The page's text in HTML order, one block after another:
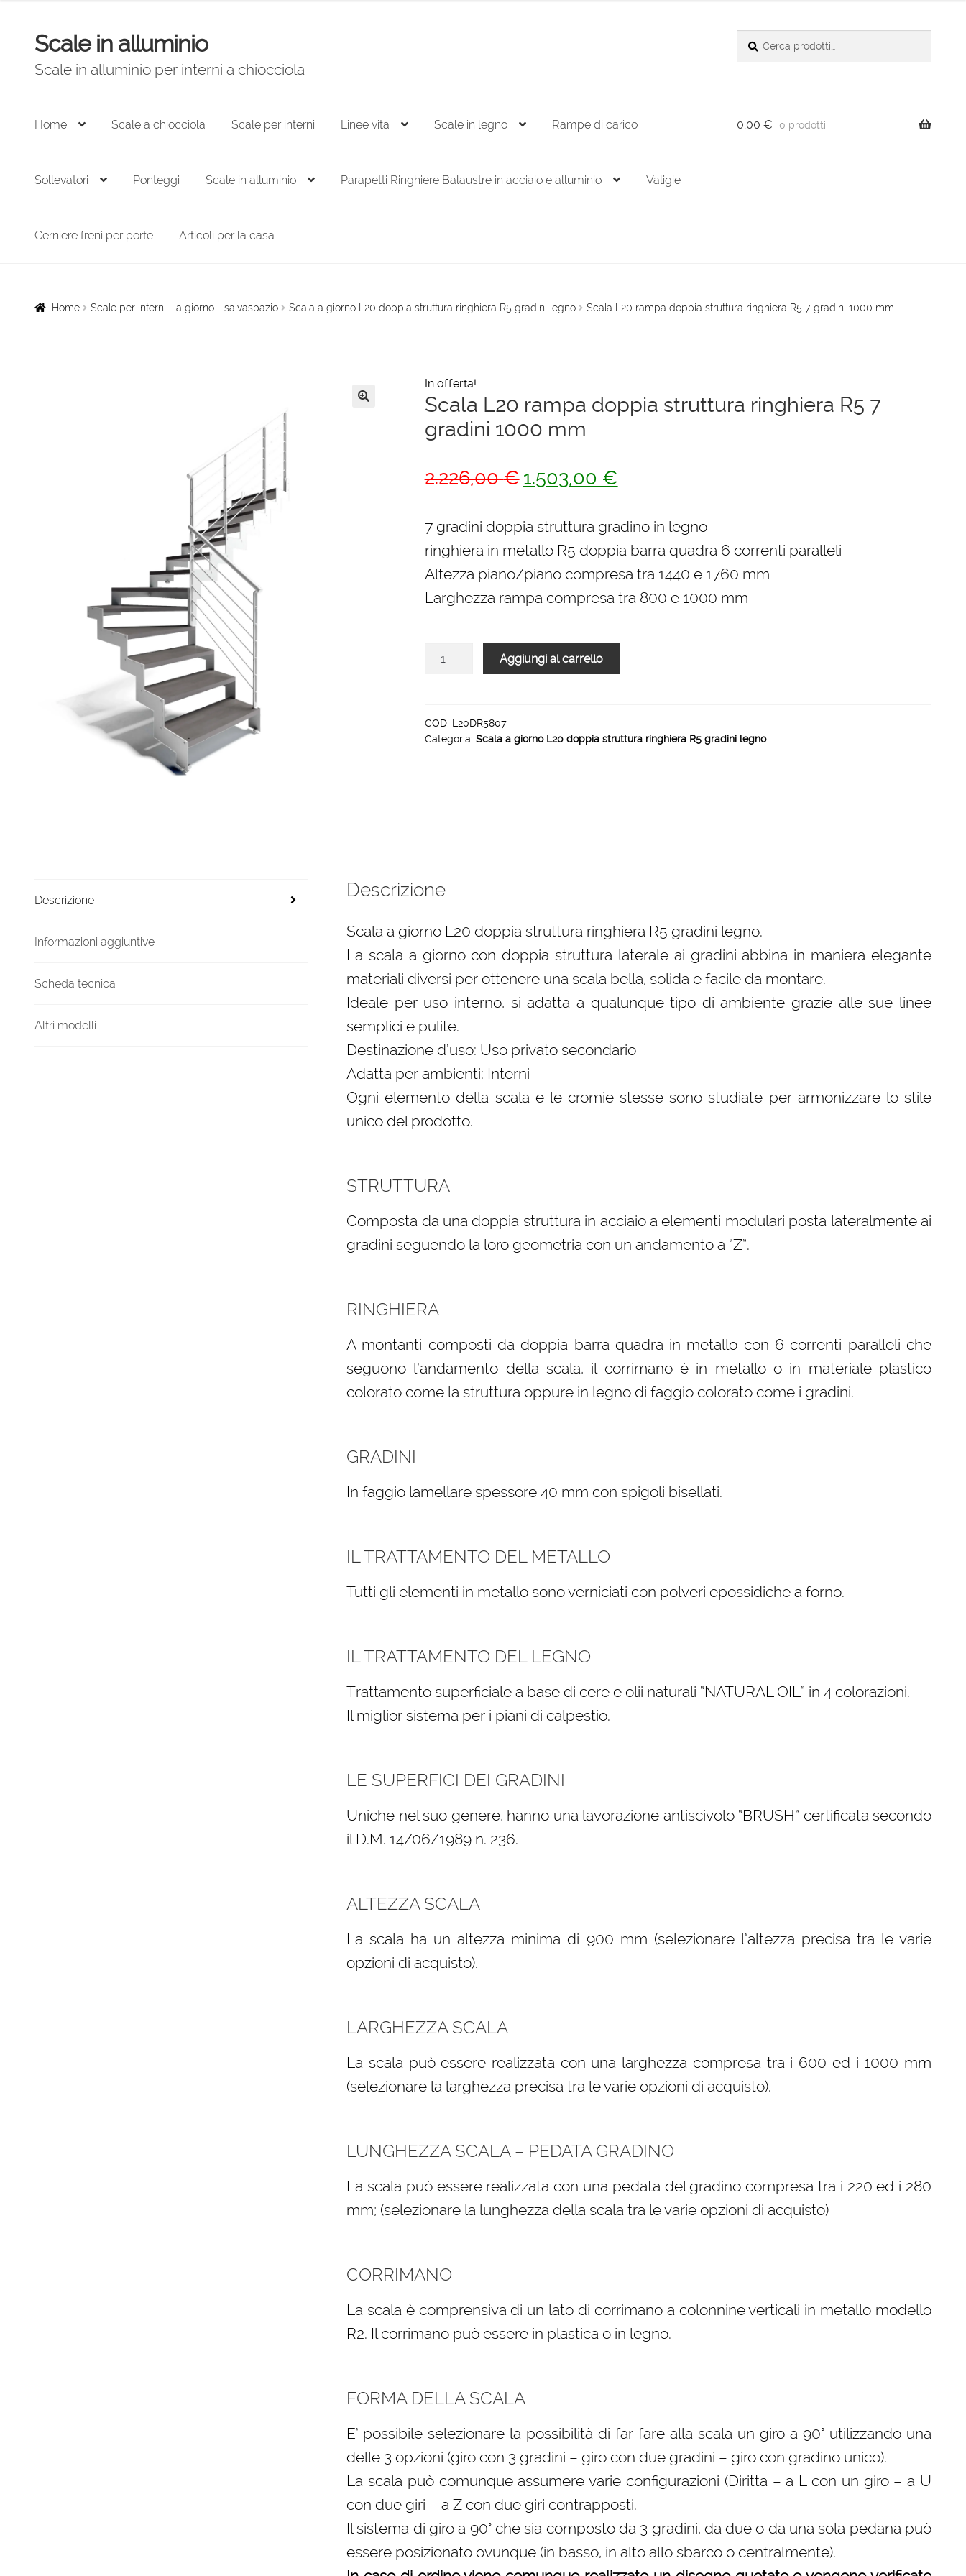
Vai
alla
navigazione
Vai
al
contenuto
Scale in alluminio
Scale in alluminio per interni a chiocciola
Home Scale a chiocciola Scale per interni Linee vita Scale in legno Rampe di carico
Sollevatori Ponteggi Scale in alluminio Parapetti Ringhiere Balaustre in acciaio e alluminio Valigie
Cerniere freni per porte Articoli per la casa
0,00 € 0 prodotti
Home Scale per interni - a giorno - salvaspazio Scala a giorno L20 doppia struttura ringhiera R5 gradini legno Scala L20 rampa doppia struttura ringhiera R5 7 gradini 1000 mm
In offerta!
Scala L20 rampa doppia struttura ringhiera R5 7
gradini 1000 mm
2.226,00€ Il
originale
era:
2.226,00 €.
1.503,00 €
attuale
è:
1.503,00 €.
7 gradini doppia struttura gradino in legno
ringhiera in metallo R5 doppia barra quadra 6 correnti paralleli
Altezza piano/piano compresa tra 1440 e 1760 mm
Larghezza rampa compresa tra 800 e 1000 mm
struttura
ringhiera
Aggiungi al carrello
COD: L20DR5807
Categoria: Scala a giorno L20 doppia struttura ringhiera R5 gradini legno
Descrizione
Informazioni aggiuntive
Scheda tecnica
Altri modelli
Descrizione
Scala a giorno L20 doppia struttura ringhiera R5 gradini legno.
La scala a giorno con doppia struttura laterale ai gradini abbina in maniera elegante
materiali diversi per ottenere una scala bella, solida e facile da montare.
Ideale per uso interno, si adatta a qualunque tipo di ambiente grazie alle sue linee
semplici e pulite.
Destinazione d’uso: Uso privato secondario
Adatta per ambienti: Interni
Ogni elemento della scala e le cromie stesse sono studiate per armonizzare lo stile
unico del prodotto.
STRUTTURA
Composta da una doppia struttura in acciaio a elementi modulari posta lateralmente ai
gradini seguendo la loro geometria con un andamento a “Z”.
RINGHIERA
A montanti composti da doppia barra quadra in metallo con 6 correnti paralleli che
seguono l’andamento della scala, il corrimano è in metallo o in materiale plastico
colorato come la struttura oppure in legno di faggio colorato come i gradini.
GRADINI
In faggio lamellare spessore 40 mm con spigoli bisellati.
IL TRATTAMENTO DEL METALLO
Tutti gli elementi in metallo sono verniciati con polveri epossidiche a forno.
IL TRATTAMENTO DEL LEGNO
Trattamento superficiale a base di cere e olii naturali “NATURAL OIL” in 4 colorazioni.
Il miglior sistema per i piani di calpestio.
LE SUPERFICI DEI GRADINI
Uniche nel suo genere, hanno una lavorazione antiscivolo “BRUSH” certificata secondo
il D.M. 14/06/1989 n. 236.
ALTEZZA SCALA
La scala ha un altezza minima di 900 mm (selezionare l’altezza precisa tra le varie
opzioni di acquisto).
LARGHEZZA SCALA
La scala può essere realizzata con una larghezza compresa tra i 600 ed i 1000 mm
(selezionare la larghezza precisa tra le varie opzioni di acquisto).
LUNGHEZZA SCALA – PEDATA GRADINO
La scala può essere realizzata con una pedata del gradino compresa tra i 220 ed i 280
mm; (selezionare la lunghezza della scala tra le varie opzioni di acquisto)
CORRIMANO
La scala è comprensiva di un lato di corrimano a colonnine verticali in metallo modello
R2. Il corrimano può essere in plastica o in legno.
FORMA DELLA SCALA
E’ possibile selezionare la possibilità di far fare alla scala un giro a 90° utilizzando una
delle 3 opzioni (giro con 3 gradini – giro con due gradini – giro con gradino unico).
La scala può comunque assumere varie configurazioni (Diritta – a L con un giro – a U
con due giri – a Z con due giri contrapposti.
Il sistema di giro a 90° che sia composto da 3 gradini, da due o da una sola pedana può
essere posizionato ovunque (in basso, in alto allo sbarco o centralmente).
originale
2.226,00 €.
attuale